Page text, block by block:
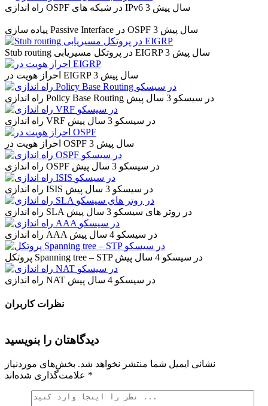
راه اندازی OSPF در شبکه های IPv6 3 سال پیش
پیاده سازی Passive Interface در OSPF 3 سال پیش
Stub routing در پروتکل مسیریابی EIGRP 3 سال پیش
احراز هویت در EIGRP 3 سال پیش
راه اندازی Policy Base Routing در سیسکو 3 سال پیش
راه اندازی VRF در سیسکو 3 سال پیش
احراز هویت در OSPF 3 سال پیش
راه اندازی OSPF در سیسکو 3 سال پیش
راه اندازی ISIS در سیسکو 3 سال پیش
راه اندازی SLA در روتر های سیسکو 3 سال پیش
راه اندازی AAA در سیسکو 4 سال پیش
پروتکل Spanning tree – STP در سیسکو 4 سال پیش
راه اندازی NAT در سیسکو 4 سال پیش
نظرات کاربران
دیدگاهتان را بنویسید
نشانی ایمیل شما منتشر نخواهد شد. بخش‌های موردنیاز
*